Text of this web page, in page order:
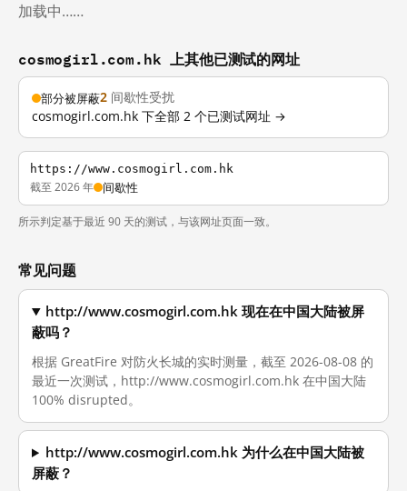
加载中……
cosmogirl.com.hk 上其他已测试的网址
部分被屏蔽2 间歇性受扰
cosmogirl.com.hk 下全部 2 个已测试网址 →
https://www.cosmogirl.com.hk
截至 2026 年 间歇性
所示判定基于最近 90 天的测试，与该网址页面一致。
常见问题
http://www.cosmogirl.com.hk 现在在中国大陆被屏
蔽吗？
根据 GreatFire 对防火长城的实时测量，截至 2026-08-08 的
最近一次测试，http://www.cosmogirl.com.hk 在中国大陆
100% disrupted。
http://www.cosmogirl.com.hk 为什么在中国大陆被
屏蔽？